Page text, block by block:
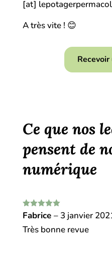
[at]
A très vite ! 😊
Ce que nos
pensent de
numérique
Note5sur
5Fabrice – 3 janvier
Très bonne revue